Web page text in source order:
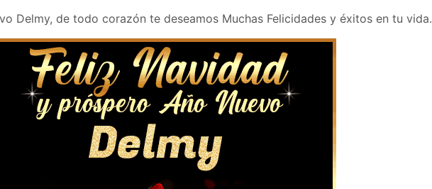
Delmy, de todo corazón te deseamos Muchas Felicidades y éxitos en tu vida.